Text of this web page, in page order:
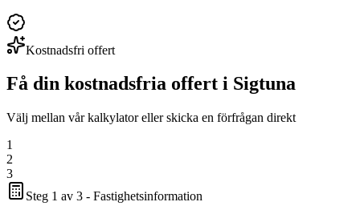
Kostnadsfri offert
Få din kostnadsfria offert i Sigtuna
Välj mellan vår kalkylator eller skicka en förfrågan direkt
1
2
3
Steg 1 av 3 - Fastighetsinformation